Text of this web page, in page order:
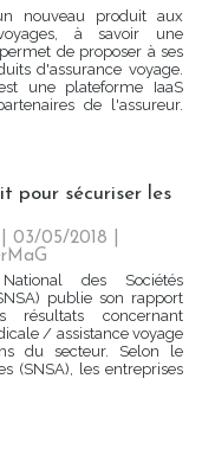
nouveau produit aux
à savoir une
de proposer à ses
d'assurance voyage.
une plateforme IaaS
de l'assureur.
pour sécuriser les
| 03/05/2018
des Sociétés
publie son rapport
concernant
/ assistance voyage
du secteur. Selon le
(SNSA), les entreprises